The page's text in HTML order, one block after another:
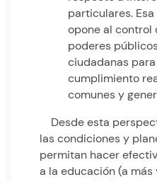
particulares.
opone al control
poderes
ciudadanas
cumplimiento
comunes y
Desde esta
las condiciones y
permitan hacer
a la educación (a